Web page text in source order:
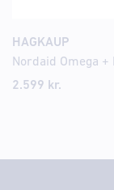
HAGKAUP
2.599 kr.